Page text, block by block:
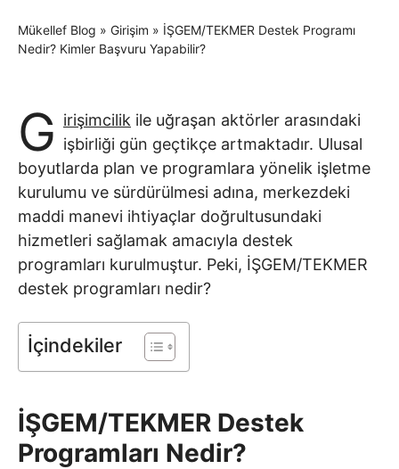
Mükellef Blog » Girişim » İŞGEM/TEKMER Destek Programı
Nedir? Kimler Başvuru Yapabilir?
G irişimcilik ile uğraşan aktörler arasındaki
işbirliği gün geçtikçe artmaktadır. Ulusal
boyutlarda plan ve programlara yönelik işletme
kurulumu ve sürdürülmesi adına, merkezdeki
maddi manevi ihtiyaçlar doğrultusundaki
hizmetleri sağlamak amacıyla destek
programları kurulmuştur. Peki, İŞGEM/TEKMER
destek programları nedir?
İçindekiler
İŞGEM/TEKMER Destek
Programları Nedir?